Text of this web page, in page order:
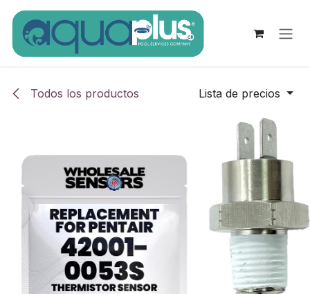
Ir al contenido
Todos los productos Lista de precios